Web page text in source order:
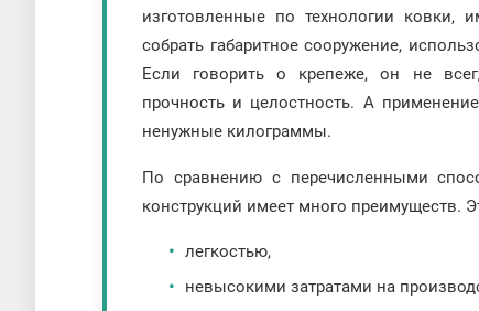
изготовленные по технологии ковки,
собрать габаритное сооружение,
Если говорить о крепеже, он не
прочность и целостность. А
ненужные килограммы.
По сравнению с перечисленными
конструкций имеет много преимуществ.
легкостью,
невысокими затратами на